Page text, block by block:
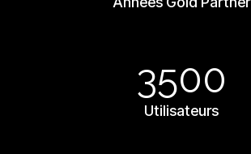
3500
Utilisateurs